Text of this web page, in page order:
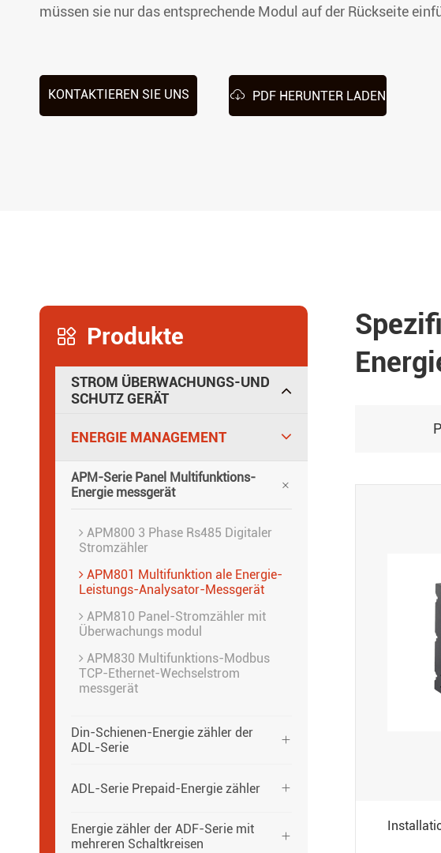
müssen sie nur das entsprechende Modul auf der Rückseite
KONTAKTIEREN SIE UNS  PDF HERUNTER LADEN
 Produkte
STROM ÜBERWACHUNGS-UND
SCHUTZ GERÄT
ENERGIE MANAGEMENT
APM-Serie Panel Multifunktions-
Energie messgerät

APM800 3 Phase Rs485 Digitaler
Stromzähler
APM801 Multifunktion ale Energie-
Leistungs-Analysator-Messgerät
APM810 Panel-Stromzähler mit
Überwachungs modul
APM830 Multifunktions-Modbus
TCP-Ethernet-Wechselstrom
messgerät
Din-Schienen-Energie zähler der
ADL-Serie

ADL-Serie Prepaid-Energie zähler 
Energie zähler der ADF-Serie mit
mehreren Schaltkreisen
